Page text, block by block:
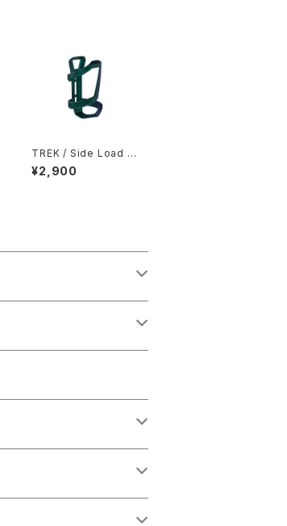
TREK / Side Load W
ater Bottle Cage Ri
ght / Emerald Iris
¥2,900